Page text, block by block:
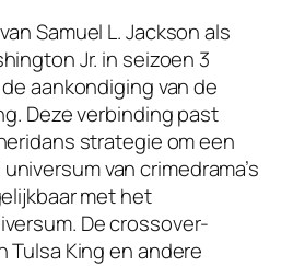
Samuel L. Jackson als
Jr. in seizoen 3
aankondiging van de
Deze verbinding past
strategie om een
van crimedrama’s
met het
De crossover-
King en andere